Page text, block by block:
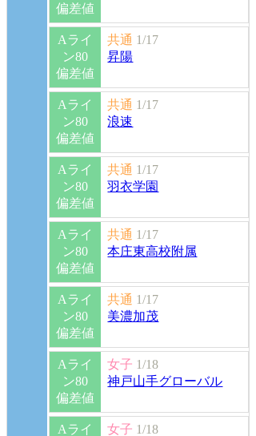
偏差値
Aライ
ン80
偏差値
共通 1/17
昇陽
Aライ
ン80
偏差値
共通 1/17
浪速
Aライ
ン80
偏差値
共通 1/17
羽衣学園
Aライ
ン80
偏差値
共通 1/17
本庄東高校附属
Aライ
ン80
偏差値
共通 1/17
美濃加茂
Aライ
ン80
偏差値
女子 1/18
神戸山手グローバル
Aライ 女子 1/18